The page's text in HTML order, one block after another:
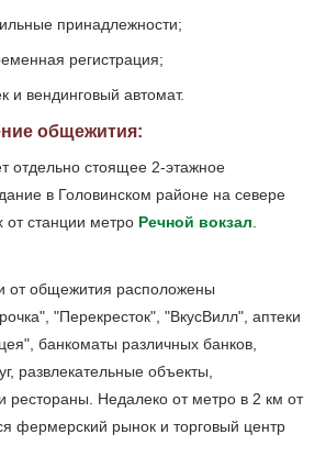
принадлежности;
регистрация;
и вендинговый автомат.
общежития:
отдельно стоящее 2-этажное
в Головинском районе на севере
от станции метро Речной вокзал.
от общежития расположены
"Перекресток", "ВкусВилл", аптеки
банкоматы различных банков,
развлекательные объекты,
рестораны. Недалеко от метро в 2 км от
фермерский рынок и торговый центр